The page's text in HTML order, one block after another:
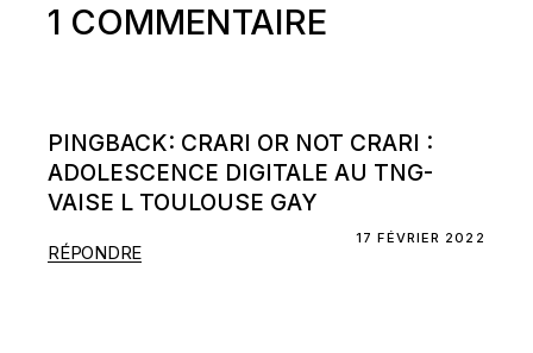
1 COMMENTAIRE
PINGBACK: CRARI OR NOT CRARI :
ADOLESCENCE DIGITALE AU TNG-
VAISE L TOULOUSE GAY
17 FÉVRIER 2022
RÉPONDRE